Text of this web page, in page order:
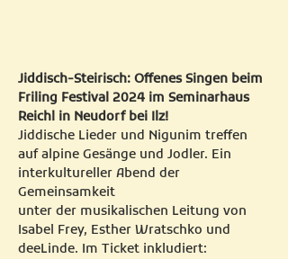
Jiddisch-Steirisch: Offenes Singen beim
Friling Festival 2024 im Seminarhaus
Reichl in Neudorf bei Ilz!
Jiddische Lieder und Nigunim treffen
auf alpine Gesänge und Jodler. Ein
interkultureller Abend der
Gemeinsamkeit
unter der musikalischen Leitung von
Isabel Frey, Esther Wratschko und
deeLinde. Im Ticket inkludiert: